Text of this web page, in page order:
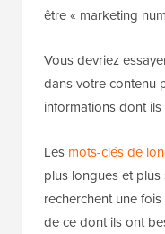
être « marketing
Vous devriez
dans votre contenu
informations dont
Les mots-clés de
plus longues et
recherchent une
de ce dont ils ont